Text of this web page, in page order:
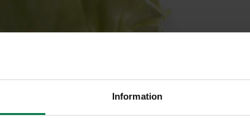
Information